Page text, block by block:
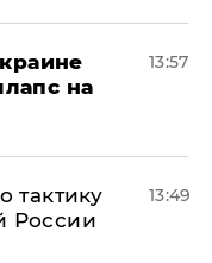
на
13:57
тактику
России
13:49